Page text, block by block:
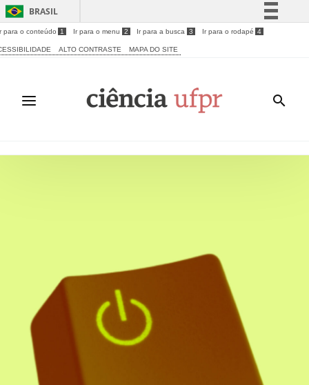
BRASIL
Simplifique!
Acesso à informação
Legislação
para o conteúdo 1 Ir para o menu 2 Ir para a busca 3 Ir para o rodapé 4
ALTO CONTRASTE MAPA DO SITE